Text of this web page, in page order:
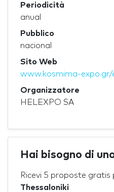
Periodicità
anual
Pubblico
nacional
Sito Web
www.kosmima-expo.gr/
Organizzatore
HELEXPO SA
Hai bisogno di
Ricevi 5 proposte gratis
Thessaloniki